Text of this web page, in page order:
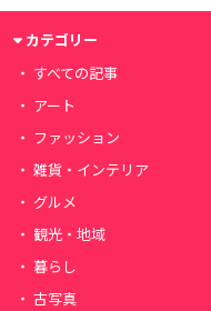
カテゴリー
すべての記事
アート
ファッション
雑貨・インテリア
グルメ
観光・地域
暮らし
古写真